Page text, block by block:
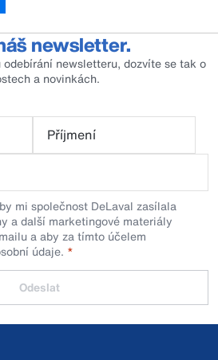
newsletter.
newsletteru, dozvíte se tak o
a novinkách.
Příjmení
mi společnost DeLaval zasílala
a další marketingové materiály
a aby za tímto účelem
údaje.
Odeslat